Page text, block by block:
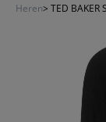
Heren> TED